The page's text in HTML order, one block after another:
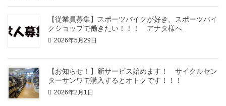
【従業員募集】スポーツバイクが好き、スポーツバイ
クショップで働きたい！！！ アナタ様へ
2026年5月29日
【お知らせ！】新サービス始めます！ サイクルセン
ターサンワで購入するとオトクです！！！
2026年2月1日